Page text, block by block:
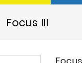
Focus III